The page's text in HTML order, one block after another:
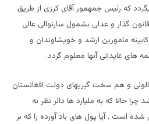
که رئیس جمهمور آقای کرزی از طریق
گذار و عدلی بشمول سارنوالی عالی
مامورین ارشد و خویشاوندان و
های عایداتی آنها معلوم گردد.
و هم سخت گیریهای دولت افغانستان
حالا که به ملیارد ها دالر نظر به
است . آیا پول های باد آورده را که بر